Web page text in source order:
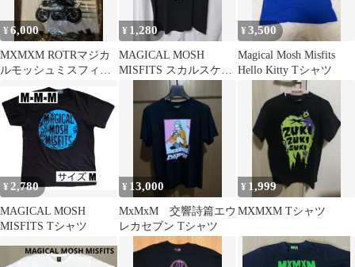
¥6,000
MXMXM ROTRマジカ
ルモッシュミスフィッ
ツ Tシャツ ホワイト
¥ 1,280
MAGICAL MOSH
MISFITS スカルスケー
ターマモミ Mサイズ
¥3,500
Magical Mosh Misfits
Hello Kitty Tシャツ
¥ 2,780
MAGICAL MOSH
MISFITS Tシャツ
¥ 13,000
MxMxM 交響詩篇エウ
レカセブン Tシャツ
¥ 1,999
MXMXM Tシャツ